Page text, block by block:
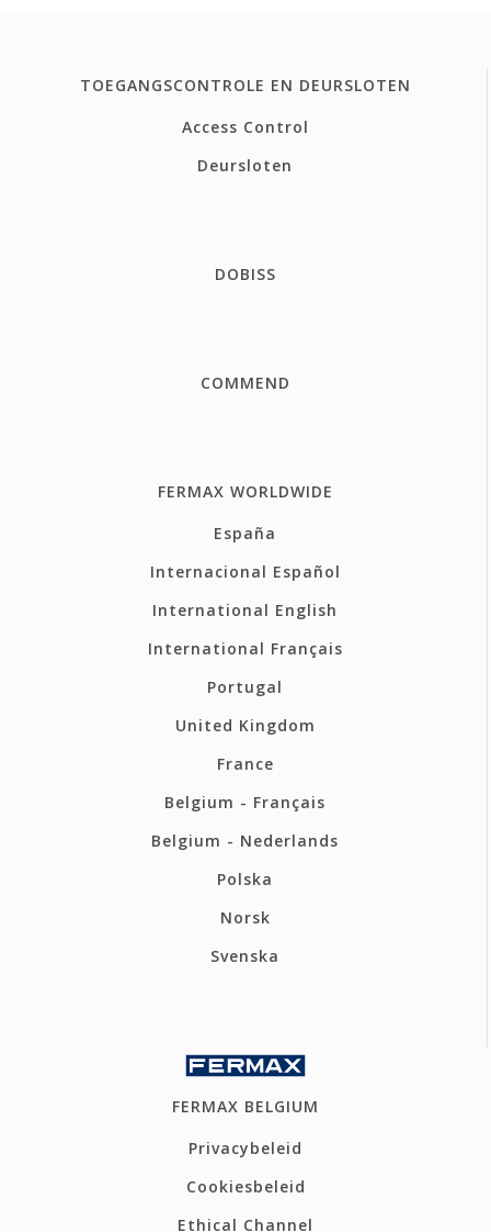
TOEGANGSCONTROLE EN DEURSLOTEN
Access Control
Deursloten
DOBISS
COMMEND
FERMAX WORLDWIDE
España
Internacional Español
International English
International Français
Portugal
United Kingdom
France
Belgium - Français
Belgium - Nederlands
Polska
Norsk
Svenska
FERMAX BELGIUM
Privacybeleid
Cookiesbeleid
Ethical Channel